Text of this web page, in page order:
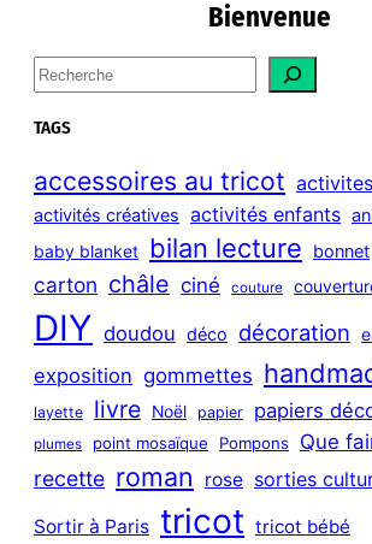
Bienvenue
S
e
a
c
h
TAGS
accessoires au tricot
activités créatives activités enfants
baby blanket bilan lecture bonnet
carton châle ciné couture
DIY doudou déco décoration
exposition gommettes
layette livre Noël papier papiers
plumes point mosaïque Pompons Que
recette roman rose sorties
Sortir à Paris tricot tricot bébé